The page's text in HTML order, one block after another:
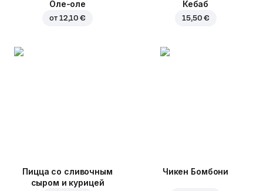
Оле-оле
от 12,10 €
Кебаб
15,50 €
Пицца со сливочным
сыром и курицей
Чикен Бомбони